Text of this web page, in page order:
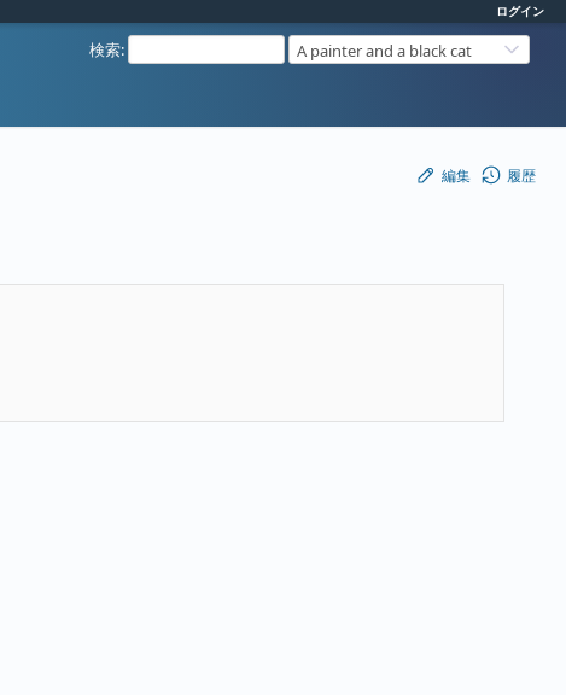
ログイン
検索: A painter and a black cat
編集 履歴